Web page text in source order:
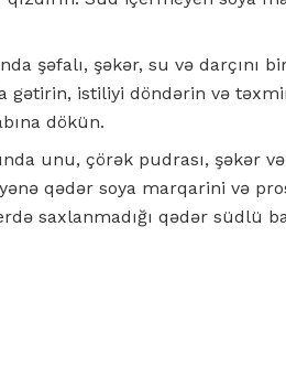
şəfalı, şəkər, su və darçını
gətirin, istiliyi döndərin və
dökün.
unu, çörək pudrası, şəkər
qədər soya marqarini və
saxlanmadığı qədər südlü